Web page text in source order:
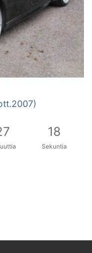
17
Sekuntia